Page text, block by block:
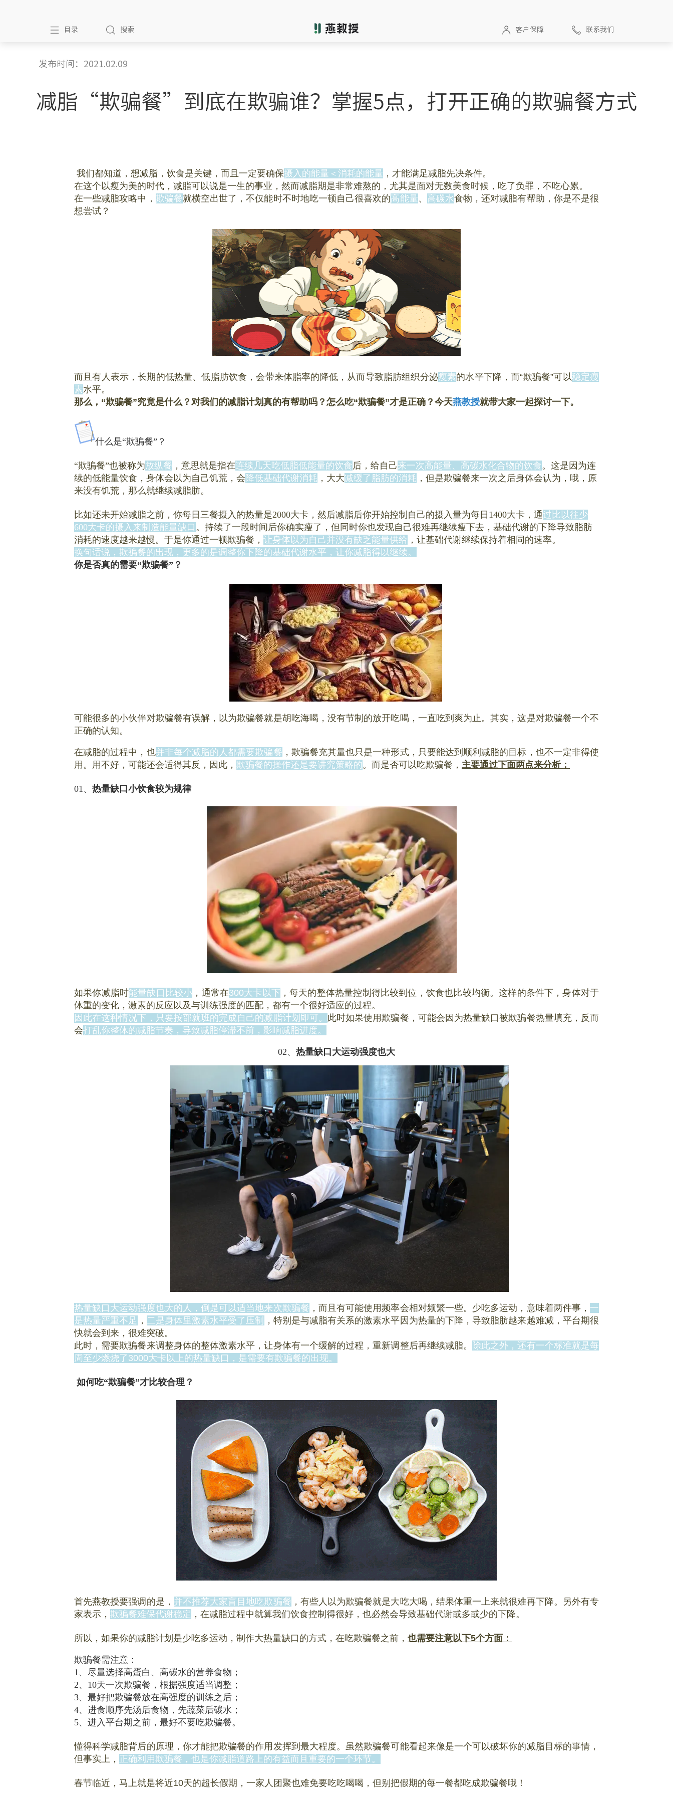
目录 搜索 客户保障 联系我们
发布时间：2021.02.09
减脂“欺骗餐”到底在欺骗谁？掌握5点，打开正确的欺骗餐方式
我们都知道，想减脂，饮食是关键，而且一定要确保摄入的能量＜消耗的能量 ，才能满足减脂先决条件。
在这个以瘦为美的时代，减脂可以说是一生的事业，然而减脂期是非常难熬的，尤其是面对无数美食时候，吃了负罪，不吃心累。
在一些减脂攻略中， 欺骗餐就横空出世了，不仅能时不时地吃一顿自己很喜欢的高能量、 高碳水食物，还对减脂有帮助，你是不是很
想尝试？
而且有人表示，长期的低热量、低脂肪饮食，会带来体脂率的降低，从而导致脂肪组织分泌瘦素的水平下降，而“欺骗餐”可以稳定瘦
素水平。
那么，“欺骗餐”究竟是什么？对我们的减脂计划真的有帮助吗？怎么吃“欺骗餐”才是正确？今天燕教授就带大家一起探讨一下。
什么是“欺骗餐”？
“欺骗餐”也被称为放纵餐 ，意思就是指在连续几天吃低脂低能量的饮食后，给自己来一次高能量、高碳水化合物的饮食。这是因为连
续的低能量饮食，身体会以为自己饥荒，会降低基础代谢消耗 ，大大减缓了脂肪的消耗 ，但是欺骗餐来一次之后身体会认为，哦，原
来没有饥荒，那么就继续减脂肪。
比如还未开始减脂之前，你每日三餐摄入的热量是2000大卡，然后减脂后你开始控制自己的摄入量为每日1400大卡，通过比以往少
600大卡的摄入来制造能量缺口 。持续了一段时间后你确实瘦了，但同时你也发现自己很难再继续瘦下去，基础代谢的下降导致脂肪
消耗的速度越来越慢。于是你通过一顿欺骗餐， 让身体以为自己并没有缺乏能量供给 ，让基础代谢继续保持着相同的速率。
换句话说，欺骗餐的出现，更多的是调整你下降的基础代谢水平，让你减脂得以继续。
你是否真的需要“欺骗餐”？
可能很多的小伙伴对欺骗餐有误解，以为欺骗餐就是胡吃海喝，没有节制的放开吃喝，一直吃到爽为止。其实，这是对欺骗餐一个不
正确的认知。
在减脂的过程中，也并非每个减脂的人都需要欺骗餐 ，欺骗餐充其量也只是一种形式，只要能达到顺利减脂的目标，也不一定非得使
用。用不好，可能还会适得其反，因此， 欺骗餐的操作还是要讲究策略的。而是否可以吃欺骗餐， 主要通过下面两点来分析：
01、 热量缺口小饮食较为规律
如果你减脂时能量缺口比较小 ，通常在300大卡以下 ，每天的整体热量控制得比较到位，饮食也比较均衡。这样的条件下，身体对于
体重的变化，激素的反应以及与训练强度的匹配，都有一个很好适应的过程。
因此在这种情况下，只要按部就班的完成自己的减脂计划即可。 此时如果使用欺骗餐，可能会因为热量缺口被欺骗餐热量填充，反而
会打乱你整体的减脂节奏，导致减脂停滞不前，影响减脂进度。
02、 热量缺口大运动强度也大
热量缺口大运动强度也大的人，倒是可以适当地来次欺骗餐 ，而且有可能使用频率会相对频繁一些。少吃多运动，意味着两件事， 一
是热量严重不足 ， 二是身体里激素水平受了压制
，特别是与减脂有关系的激素水平因为热量的下降，导致脂肪越来越难减，平台期很
快就会到来，很难突破。
此时，需要欺骗餐来调整身体的整体激素水平，让身体有一个缓解的过程，重新调整后再继续减脂。
除此之外，还有一个标准就是每
周至少燃烧了3000大卡以上的热量缺口，是需要有欺骗餐的出现。
如何吃“欺骗餐”才比较合理？
首先燕教授要强调的是， 并不推荐大家盲目地吃欺骗餐 ，有些人以为欺骗餐就是大吃大喝，结果体重一上来就很难再下降。另外有专
家表示， 欺骗餐难保代谢稳定 ，在减脂过程中就算我们饮食控制得很好，也必然会导致基础代谢或多或少的下降。
所以，如果你的减脂计划是少吃多运动，制作大热量缺口的方式，在吃欺骗餐之前， 也需要注意以下5个方面：
欺骗餐需注意：
1、尽量选择高蛋白、高碳水的营养食物；
2、10天一次欺骗餐，根据强度适当调整；
3、最好把欺骗餐放在高强度的训练之后；
4、进食顺序先汤后食物，先蔬菜后碳水；
5、进入平台期之前，最好不要吃欺骗餐。
懂得科学减脂背后的原理，你才能把欺骗餐的作用发挥到最大程度。虽然欺骗餐可能看起来像是一个可以破坏你的减脂目标的事情，
但事实上， 正确利用欺骗餐，也是你减脂道路上的有益而且重要的一个环节。
春节临近，马上就是将近10天的超长假期，一家人团聚也难免要吃吃喝喝，但别把假期的每一餐都吃成欺骗餐哦！